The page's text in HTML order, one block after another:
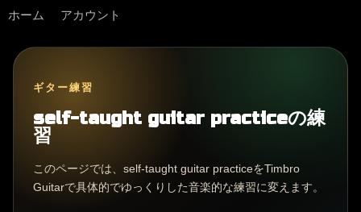
ホーム アカウント
ギター練習
self-taught guitar practiceの練
習
このページでは、self-taught guitar practiceをTimbro
Guitarで具体的でゆっくりした音楽的な練習に変えます。